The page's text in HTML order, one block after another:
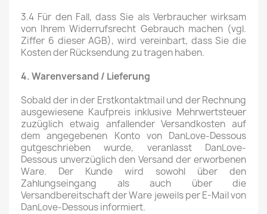
3.4 Für den Fall, dass Sie als Verbraucher wirksam
von Ihrem Widerrufsrecht Gebrauch machen (vgl.
Ziffer 6 dieser AGB), wird vereinbart, dass Sie die
Kosten der Rücksendung zu tragen haben.
4. Warenversand / Lieferung
Sobald der in der Erstkontaktmail und der Rechnung
ausgewiesene Kaufpreis inklusive Mehrwertsteuer
zuzüglich etwaig anfallender Versandkosten auf
dem angegebenen Konto von DanLove-Dessous
gutgeschrieben wurde, veranlasst DanLove-
Dessous unverzüglich den Versand der erworbenen
Ware. Der Kunde wird sowohl über den
Zahlungseingang als auch über die
Versandbereitschaft der Ware jeweils per E-Mail von
DanLove-Dessous informiert.